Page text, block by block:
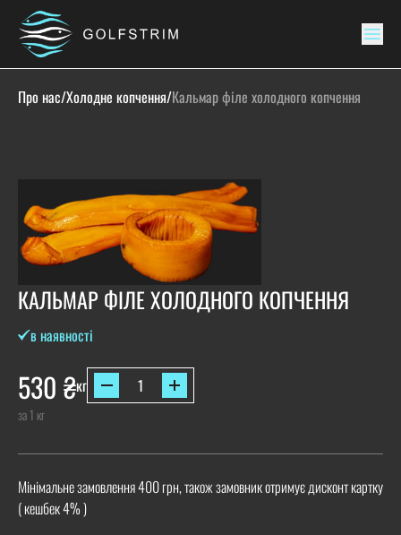
Про нас/Холодне копчення/Кальмар філе холодного копчення
КАЛЬМАР ФІЛЕ ХОЛОДНОГО КОПЧЕННЯ
в наявності
530 ₴кг
за 1 кг
Мінімальне замовлення 400 грн, також замовник отримує дисконт картку
( кешбек 4% )